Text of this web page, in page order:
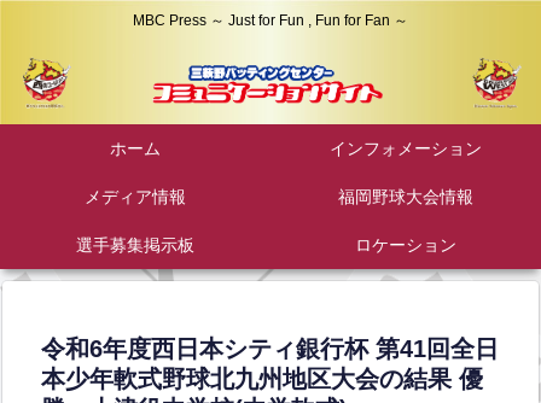
MBC Press ～ Just for Fun , Fun for Fan ～
ホーム インフォメーション
メディア情報 福岡野球大会情報
選手募集掲示板 ロケーション
令和6年度西日本シティ銀行杯 第41回全日
本少年軟式野球北九州地区大会の結果 優